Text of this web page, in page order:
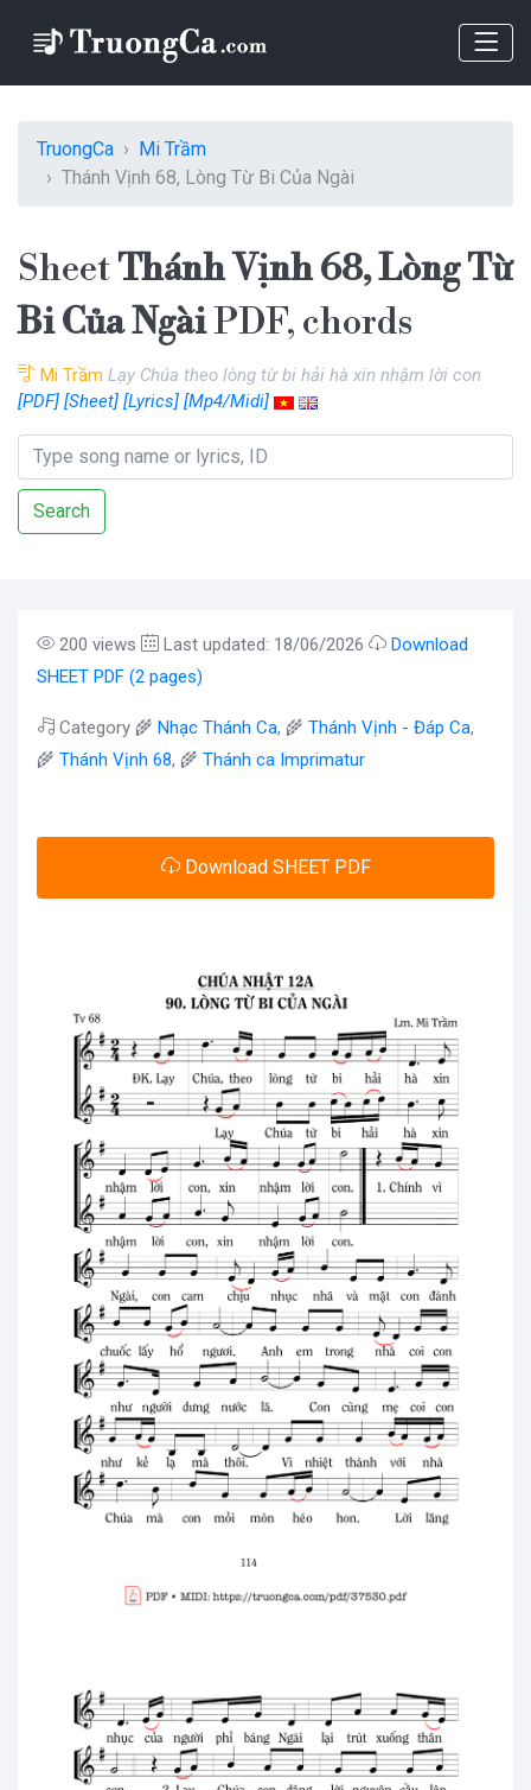
TruongCa
Mi Trầm
Thánh Vịnh 68, Lòng Từ Bi Của Ngài
SheetThánh Vịnh 68, Lòng Từ
Bi Của NgàiPDF, chords
Mi Trầm Lạy Chúa theo lòng từ bi hải hà xin nhậm lời con
[PDF] [Sheet] [Lyrics] [Mp4/Midi]
Search
200 views Last updated: 18/06/2026
Download
SHEET PDF (2 pages)
Category 🌾 Nhạc Thánh Ca, 🌾 Thánh Vịnh - Đáp Ca,
🌾 Thánh Vịnh 68, 🌾 Thánh ca Imprimatur
Download SHEET PDF